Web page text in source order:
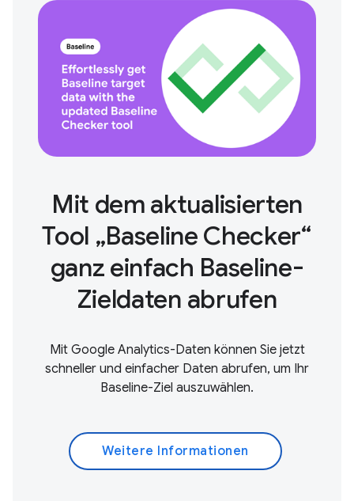
Mit dem aktualisierten
Tool „Baseline Checker“
ganz einfach Baseline-
Zieldaten abrufen
Mit Google Analytics-Daten können Sie jetzt
schneller und einfacher Daten abrufen, um Ihr
Baseline-Ziel auszuwählen.
Weitere Informationen